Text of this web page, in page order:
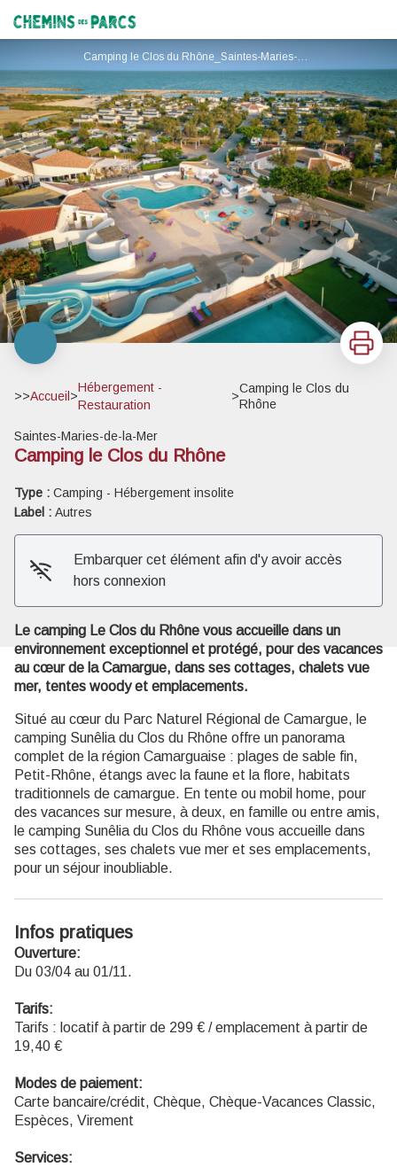
Chemins des Parcs
Camping le Clos du Rhône_Saintes-Maries-de-la-Mer
Imprimer
>>Accueil >
Hébergement -
Restauration
>
Camping le Clos du
Rhône
Saintes-Maries-de-la-Mer
Camping le Clos du Rhône
Type : Camping - Hébergement insolite
Label : Autres
Embarquer cet élément afin d'y avoir accès
hors connexion
Le camping Le Clos du Rhône vous accueille dans un
environnement exceptionnel et protégé, pour des vacances
au cœur de la Camargue, dans ses cottages, chalets vue
mer, tentes woody et emplacements.
Situé au cœur du Parc Naturel Régional de Camargue, le
camping Sunêlia du Clos du Rhône offre un panorama
complet de la région Camarguaise : plages de sable fin,
Petit-Rhône, étangs avec la faune et la flore, habitats
traditionnels de camargue. En tente ou mobil home, pour
des vacances sur mesure, à deux, en famille ou entre amis,
le camping Sunêlia du Clos du Rhône vous accueille dans
ses cottages, ses chalets vue mer et ses emplacements,
pour un séjour inoubliable.
Infos pratiques
Ouverture:
Du 03/04 au 01/11.
Tarifs:
Tarifs : locatif à partir de 299 € / emplacement à partir de
19,40 €
Modes de paiement:
Carte bancaire/crédit, Chèque, Chèque-Vacances Classic,
Espèces, Virement
Services: